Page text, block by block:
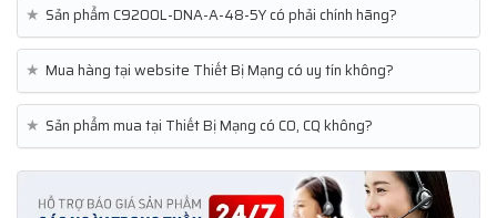
★ Sản phẩm C9200L-DNA-A-48-5Y có phải chính hãng?
★ Mua hàng tại website Thiết Bị Mạng có uy tín không?
★ Sản phẩm mua tại Thiết Bị Mạng có CO, CQ không?